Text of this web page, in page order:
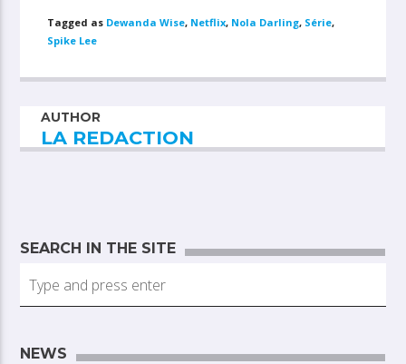
Tagged as Dewanda Wise, Netflix, Nola Darling, Série,
Spike Lee
AUTHOR
LA REDACTION
SEARCH IN THE SITE
NEWS